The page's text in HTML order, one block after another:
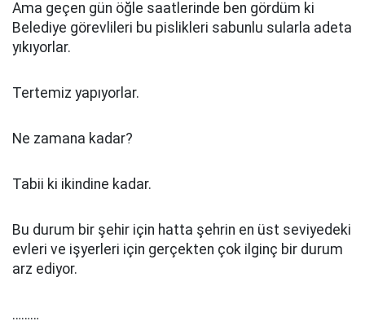
Ama geçen gün öğle saatlerinde ben gördüm ki
Belediye görevlileri bu pislikleri sabunlu sularla adeta
yıkıyorlar.
Tertemiz yapıyorlar.
Ne zamana kadar?
Tabii ki ikindine kadar.
Bu durum bir şehir için hatta şehrin en üst seviyedeki
evleri ve işyerleri için gerçekten çok ilginç bir durum
arz ediyor.
………